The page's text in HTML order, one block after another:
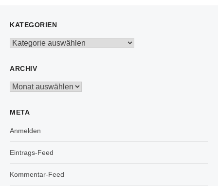
KATEGORIEN
Kategorien
ARCHIV
Archiv
META
Anmelden
Eintrags-Feed
Kommentar-Feed